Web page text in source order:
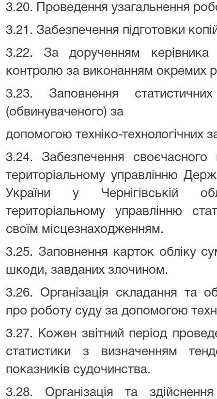
3.20. Проведення узагальнення
3.21. Забезпечення підготовки
3.22. За дорученням керівника
контролю за виконанням окремих
3.23. Заповнення
(обвинуваченого) за
допомогою техніко-технологічних
3.24. Забезпечення своєчасного
територіальному управлінню
України у Чернігівській
територіальному управлінню
своїм місцезнаходженням.
3.25. Заповнення карток обліку
шкоди, завданих злочином.
3.26. Організація складання та
про роботу суду за допомогою
3.27. Кожен звітний період
статистики з визначенням
показників судочинства.
3.28. Організація та